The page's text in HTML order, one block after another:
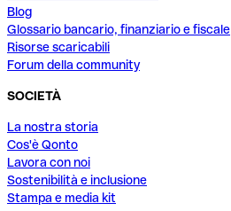
Blog
Glossario bancario, finanziario e fiscale
Risorse scaricabili
Forum della community
SOCIETÀ
La nostra storia
Cos'è Qonto
Lavora con noi
Sostenibilità e inclusione
Stampa e media kit